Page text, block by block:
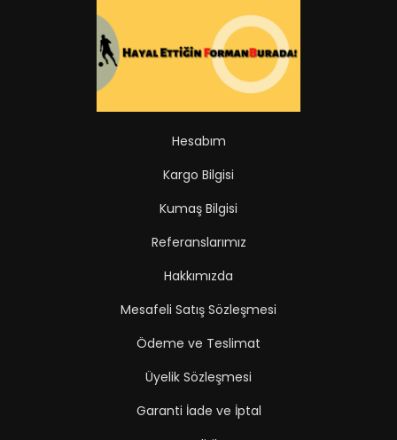
Hesabım
Kargo Bilgisi
Kumaş Bilgisi
Referanslarımız
Hakkımızda
Mesafeli Satış Sözleşmesi
Ödeme ve Teslimat
Üyelik Sözleşmesi
Garanti İade ve İptal